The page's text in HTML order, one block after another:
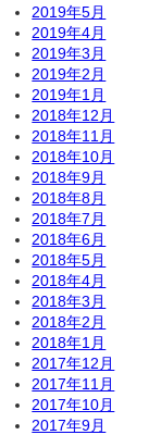
2019年5月
2019年4月
2019年3月
2019年2月
2019年1月
2018年12月
2018年11月
2018年10月
2018年9月
2018年8月
2018年7月
2018年6月
2018年5月
2018年4月
2018年3月
2018年2月
2018年1月
2017年12月
2017年11月
2017年10月
2017年9月